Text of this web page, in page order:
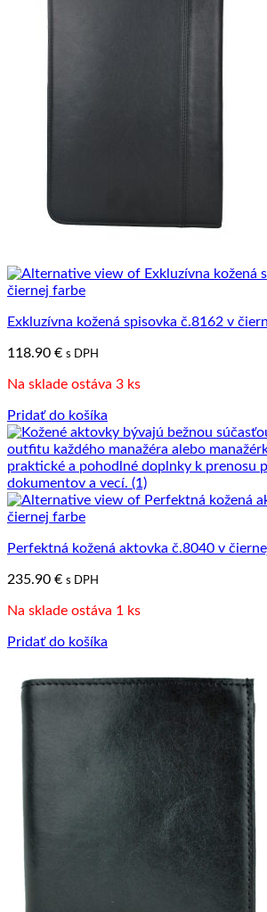
Exkluzívna kožená spisovka č.8162 v
118.90 € s DPH
Na sklade ostáva 3 ks
Pridať do košíka
Perfektná kožená aktovka č.8040 v
235.90 € s DPH
Na sklade ostáva 1 ks
Pridať do košíka